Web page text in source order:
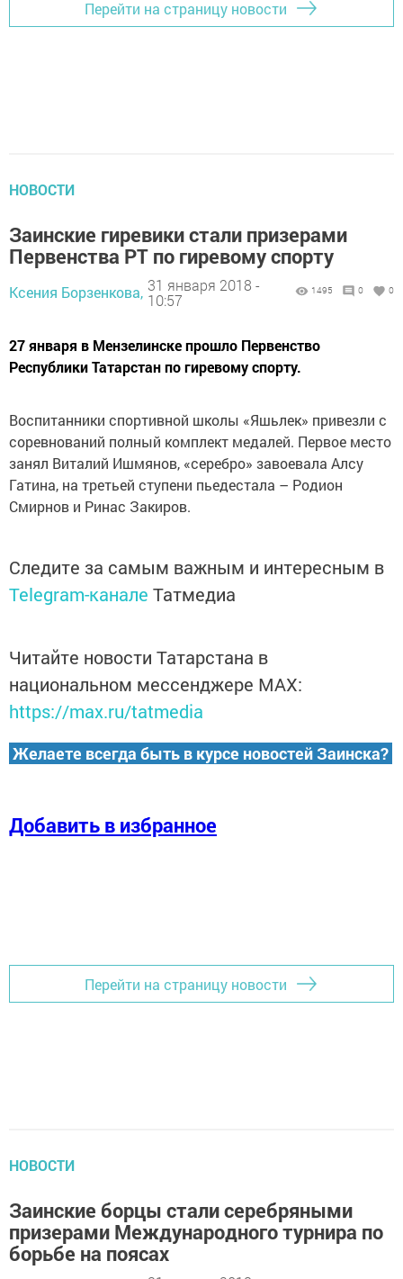
Перейти на страницу новости
НОВОСТИ
Заинские гиревики стали призерами
Первенства РТ по гиревому спорту
Ксения Борзенкова, 31 января 2018 -
10:57
1495 0 0
27 января в Мензелинске прошло Первенство
Республики Татарстан по гиревому спорту.
Воспитанники спортивной школы «Яшьлек» привезли с
соревнований полный комплект медалей. Первое место
занял Виталий Ишмянов, «серебро» завоевала Алсу
Гатина, на третьей ступени пьедестала – Родион
Смирнов и Ринас Закиров.
Следите за самым важным и интересным в
Telegram-канале Татмедиа
Читайте новости Татарстана в
национальном мессенджере MАХ:
https://max.ru/tatmedia
Желаете всегда быть в курсе новостей Заинска?
Добавить в избранное
Перейти на страницу новости
НОВОСТИ
Заинские борцы стали серебряными
призерами Международного турнира по
борьбе на поясах